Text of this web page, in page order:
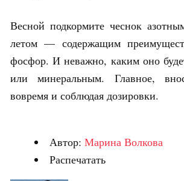
Весной подкормите чеснок
летом — содержащим
фосфор. И неважно, каким оно
или минеральным. Главное,
вовремя и соблюдая дозировки.
Автор: Марина Волкова
Распечатать